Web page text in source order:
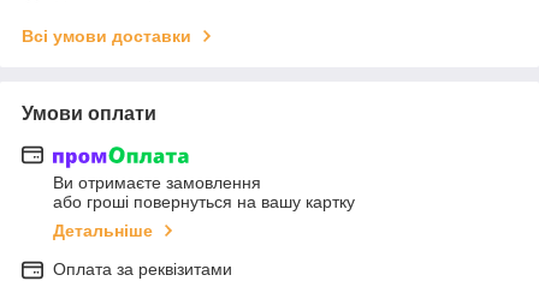
Всі умови доставки
Умови оплати
Ви отримаєте замовлення
або гроші повернуться на вашу картку
Детальніше
Оплата за реквізитами